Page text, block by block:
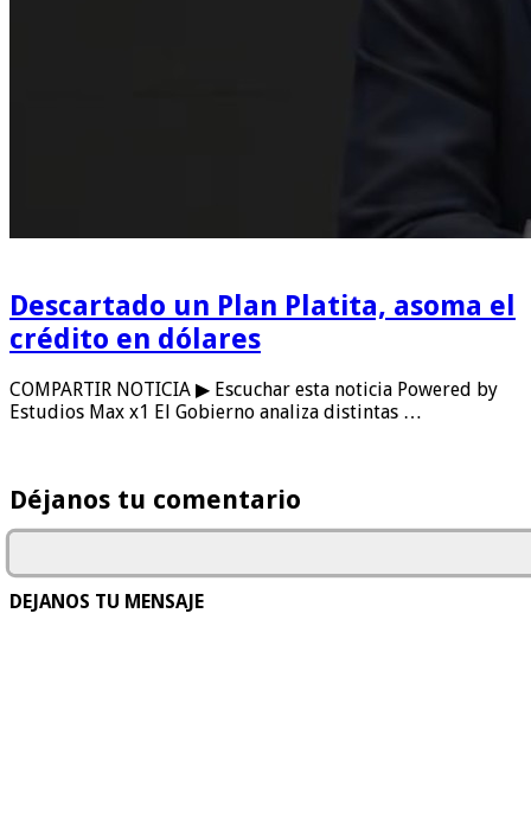
Descartado un Plan Platita, asoma el
crédito en dólares
COMPARTIR NOTICIA ▶ Escuchar esta noticia Powered by
Estudios Max x1 El Gobierno analiza distintas …
Déjanos tu comentario
DEJANOS TU MENSAJE